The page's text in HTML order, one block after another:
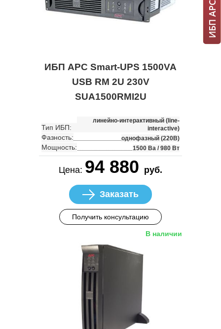
ИБП APC Smart-UPS 1500VA
USB RM 2U 230V
SUA1500RMI2U
Тип ИБП:
линейно-интерактивный (line-
interactive)
Фазность: однофазный (220В)
Мощность: 1500 Ва / 980 Вт
Цена: 94 880 руб.
Заказать
Получить консультацию
В наличии